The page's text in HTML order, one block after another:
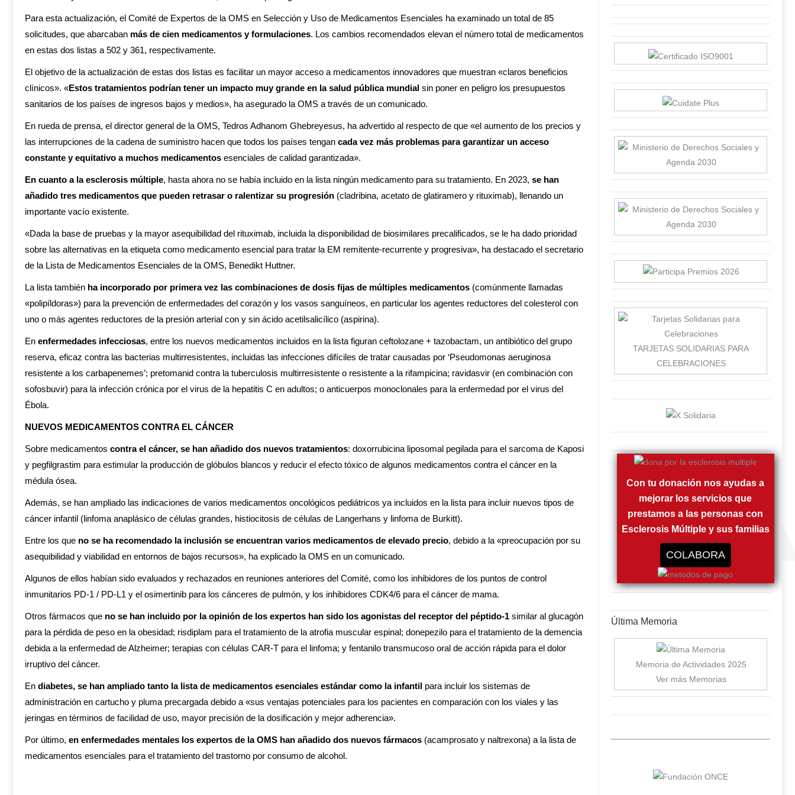
Para esta actualización, el Comité de Expertos de la OMS en Selección y Uso de Medicamentos Esenciales ha examinado un total de 85
solicitudes, que abarcaban más de cien medicamentos y formulaciones. Los cambios recomendados elevan el número total de medicamentos
en estas dos listas a 502 y 361, respectivamente.
El objetivo de la actualización de estas dos listas es facilitar un mayor acceso a medicamentos innovadores que muestran «claros beneficios
clínicos». «Estos tratamientos podrían tener un impacto muy grande en la salud pública mundial sin poner en peligro los presupuestos
sanitarios de los países de ingresos bajos y medios», ha asegurado la OMS a través de un comunicado.
En rueda de prensa, el director general de la OMS, Tedros Adhanom Ghebreyesus, ha advertido al respecto de que «el aumento de los precios y
las interrupciones de la cadena de suministro hacen que todos los países tengan cada vez más problemas para garantizar un acceso
constante y equitativo a muchos medicamentos esenciales de calidad garantizada».
En cuanto a la esclerosis múltiple, hasta ahora no se había incluido en la lista ningún medicamento para su tratamiento. En 2023, se han
añadido tres medicamentos que pueden retrasar o ralentizar su progresión (cladribina, acetato de glatiramero y rituximab), llenando un
importante vacío existente.
«Dada la base de pruebas y la mayor asequibilidad del rituximab, incluida la disponibilidad de biosimilares precalificados, se le ha dado prioridad
sobre las alternativas en la etiqueta como medicamento esencial para tratar la EM remitente-recurrente y progresiva», ha destacado el secretario
de la Lista de Medicamentos Esenciales de la OMS, Benedikt Huttner.
La lista también ha incorporado por primera vez las combinaciones de dosis fijas de múltiples medicamentos (comúnmente llamadas
«polipíldoras») para la prevención de enfermedades del corazón y los vasos sanguíneos, en particular los agentes reductores del colesterol con
uno o más agentes reductores de la presión arterial con y sin ácido acetilsalicílico (aspirina).
En enfermedades infecciosas, entre los nuevos medicamentos incluidos en la lista figuran ceftolozane + tazobactam, un antibiótico del grupo
reserva, eficaz contra las bacterias multirresistentes, incluidas las infecciones difíciles de tratar causadas por ‘Pseudomonas aeruginosa
resistente a los carbapenemes’; pretomanid contra la tuberculosis multirresistente o resistente a la rifampicina; ravidasvir (en combinación con
sofosbuvir) para la infección crónica por el virus de la hepatitis C en adultos; o anticuerpos monoclonales para la enfermedad por el virus del
Ébola.
NUEVOS MEDICAMENTOS CONTRA EL CÁNCER
Sobre medicamentos contra el cáncer, se han añadido dos nuevos tratamientos: doxorrubicina liposomal pegilada para el sarcoma de Kaposi
y pegfilgrastim para estimular la producción de glóbulos blancos y reducir el efecto tóxico de algunos medicamentos contra el cáncer en la
médula ósea.
Además, se han ampliado las indicaciones de varios medicamentos oncológicos pediátricos ya incluidos en la lista para incluir nuevos tipos de
cáncer infantil (linfoma anaplásico de células grandes, histiocitosis de células de Langerhans y linfoma de Burkitt).
Entre los que no se ha recomendado la inclusión se encuentran varios medicamentos de elevado precio, debido a la «preocupación por su
asequibilidad y viabilidad en entornos de bajos recursos», ha explicado la OMS en un comunicado.
Algunos de ellos habían sido evaluados y rechazados en reuniones anteriores del Comité, como los inhibidores de los puntos de control
inmunitarios PD-1 / PD-L1 y el osimertinib para los cánceres de pulmón, y los inhibidores CDK4/6 para el cáncer de mama.
Otros fármacos que no se han incluido por la opinión de los expertos han sido los agonistas del receptor del péptido-1 similar al glucagón
para la pérdida de peso en la obesidad; risdiplam para el tratamiento de la atrofia muscular espinal; donepezilo para el tratamiento de la demencia
debida a la enfermedad de Alzheimer; terapias con células CAR-T para el linfoma; y fentanilo transmucoso oral de acción rápida para el dolor
irruptivo del cáncer.
En diabetes, se han ampliado tanto la lista de medicamentos esenciales estándar como la infantil para incluir los sistemas de
administración en cartucho y pluma precargada debido a «sus ventajas potenciales para los pacientes en comparación con los viales y las
jeringas en términos de facilidad de uso, mayor precisión de la dosificación y mejor adherencia».
Por último, en enfermedades mentales los expertos de la OMS han añadido dos nuevos fármacos (acamprosato y naltrexona) a la lista de
medicamentos esenciales para el tratamiento del trastorno por consumo de alcohol.
TARJETAS SOLIDARIAS PARA
CELEBRACIONES
Con tu donación nos ayudas a
mejorar los servicios que
prestamos a las personas con
Esclerosis Múltiple y sus familias
COLABORA
Última Memoria
Memoria de Actividades 2025
Ver más Memorias